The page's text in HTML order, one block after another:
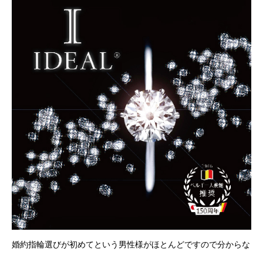
婚約指輪選びが初めてという男性様がほとんどですので分からな